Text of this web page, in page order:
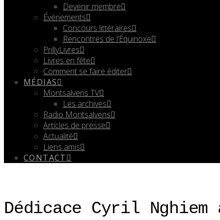
Devenir membre
Événements
Concours littéraires
Rencontres de l’Équinoxe
PrillyLivres
Livres en fête
Comment se faire éditer
MÉDIAS
Montsalvens TV
Les archives
Radio Montsalvens
Articles de presse
Actualité
Liens amis
CONTACT
Dédicace Cyril Nghiem